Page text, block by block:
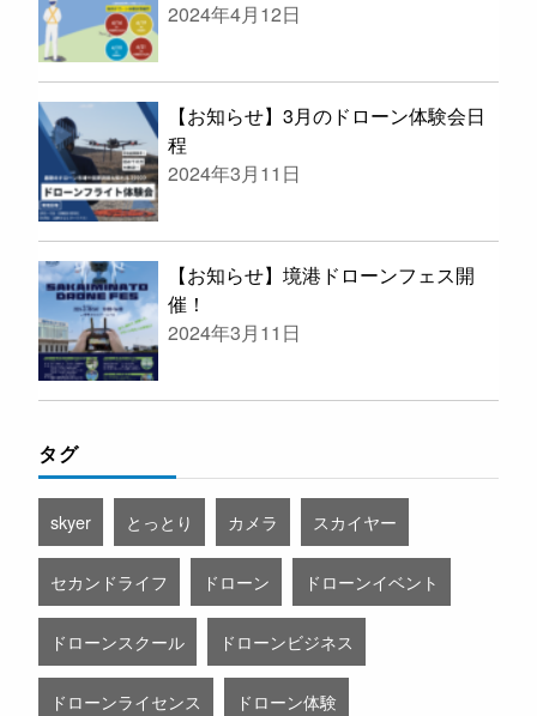
2024年4月12日
【お知らせ】3月のドローン体験会日
程
2024年3月11日
【お知らせ】境港ドローンフェス開
催！
2024年3月11日
タグ
skyer とっとり カメラ スカイヤー
セカンドライフ ドローン ドローンイベント
ドローンスクール ドローンビジネス
ドローンライセンス ドローン体験